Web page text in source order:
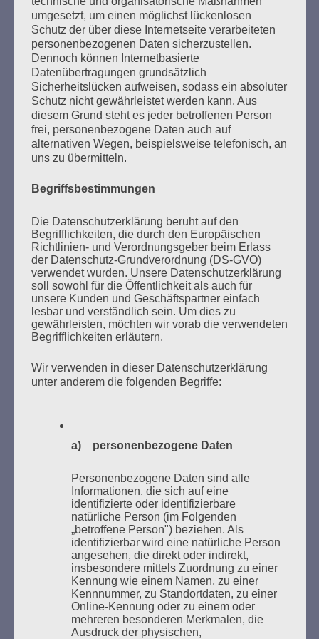
Esther Bejarano
SUCHEN
MARATHONLESUNG AUS DEN
VERBRANNTEN BÜCHERN
des Gedenkens an die Verbrennung von Büchern am
Kaifu-Ufer – genau an dem Ort, wo im Mai 1933 NS-
Studentenorganisationen und Burschenschaftler
Bücher verbrannten.
Weitere Informationen:lesezeichen-setzen.de
GEDENKEN UND ERINNERN BEGINNT IN
UNSERER NACHBARSCHAFT
umgesetzt, um einen möglichst lückenlosen
Schutz der über diese Internetseite verarbeiteten
personenbezogenen Daten sicherzustellen.
Dennoch können Internetbasierte
Datenübertragungen grundsätzlich
Sicherheitslücken aufweisen, sodass ein absoluter
Schutz nicht gewährleistet werden kann. Aus
diesem Grund steht es jeder betroffenen Person
frei, personenbezogene Daten auch auf
alternativen Wegen, beispielsweise telefonisch, an
uns zu übermitteln.
Begriffsbestimmungen
Die Datenschutzerklärung beruht auf den
Begrifflichkeiten, die durch den Europäischen
Richtlinien- und Verordnungsgeber beim Erlass
der Datenschutz-Grundverordnung (DS-GVO)
verwendet wurden. Unsere Datenschutzerklärung
soll sowohl für die Öffentlichkeit als auch für
unsere Kunden und Geschäftspartner einfach
lesbar und verständlich sein. Um dies zu
gewährleisten, möchten wir vorab die verwendeten
Begrifflichkeiten erläutern.
Wir verwenden in dieser Datenschutzerklärung
unter anderem die folgenden Begriffe:
a) personenbezogene Daten
Personenbezogene Daten sind alle
Informationen, die sich auf eine
identifizierte oder identifizierbare
natürliche Person (im Folgenden
„betroffene Person") beziehen. Als
identifizierbar wird eine natürliche Person
angesehen, die direkt oder indirekt,
insbesondere mittels Zuordnung zu einer
Kennung wie einem Namen, zu einer
Kennnummer, zu Standortdaten, zu einer
Online-Kennung oder zu einem oder
mehreren besonderen Merkmalen, die
Ausdruck der physischen,